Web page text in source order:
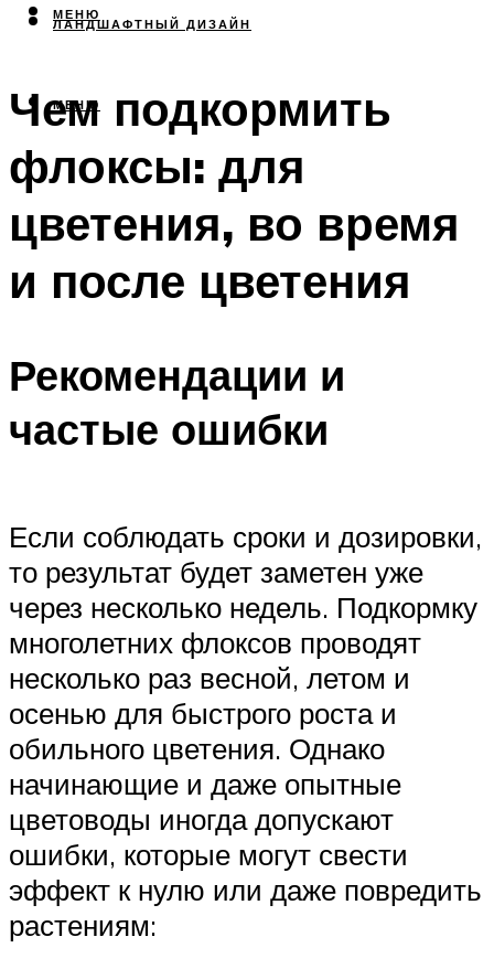
ЛАНДШАФТНЫЙ ДИЗАЙН
МЕНЮ
МЕНЮ
Чем подкормить
флоксы: для
цветения, во время
и после цветения
Рекомендации и
частые ошибки
Если соблюдать сроки и дозировки,
то результат будет заметен уже
через несколько недель. Подкормку
многолетних флоксов проводят
несколько раз весной, летом и
осенью для быстрого роста и
обильного цветения. Однако
начинающие и даже опытные
цветоводы иногда допускают
ошибки, которые могут свести
эффект к нулю или даже повредить
растениям: